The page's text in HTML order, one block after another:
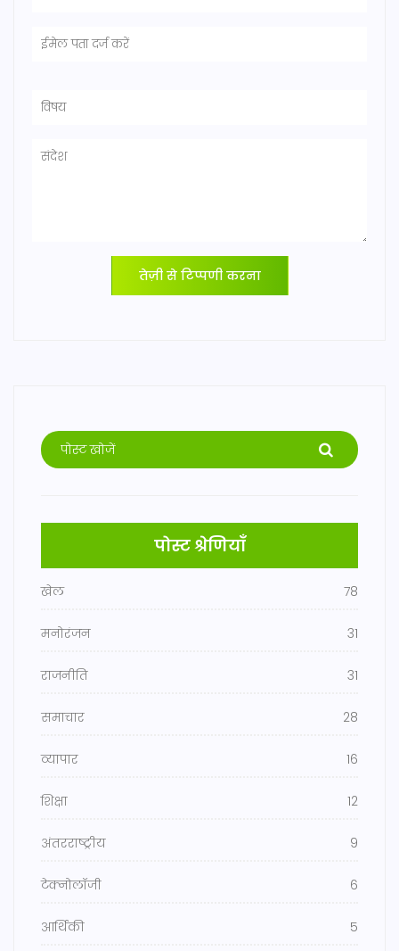
तेज़ी से टिप्पणी करना
पोस्ट श्रेणियाँ
खेल 78
मनोरंजन 31
राजनीति 31
समाचार 28
व्यापार 16
शिक्षा 12
अंतरराष्ट्रीय 9
टेक्नोलॉजी 6
आर्थिकी 5